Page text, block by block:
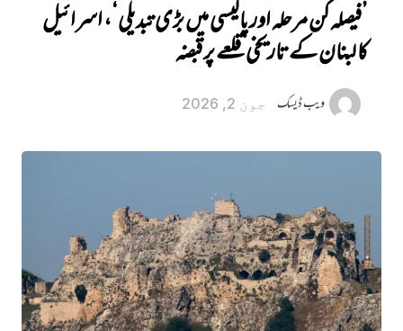
’فیصلہ کن مرحلہ اور پالیسی میں بڑی تبدیلی‘، اسرائیل
کا لبنان کے تاریخی قلعے پر قبضہ
ویب ڈیسک جون 2, 2026